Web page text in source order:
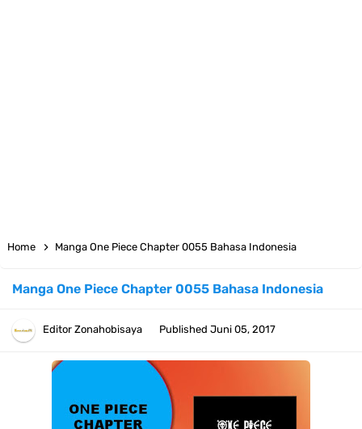
7 Fakta Franky One Piece, Pernah Dapat Tawaran Buah Iblis Mera
Mera No Mi
Home Manga One Piece Chapter 0055 Bahasa Indonesia
Manga One Piece Chapter 0055 Bahasa Indonesia
Editor Zonahobisaya Published Juni 05, 2017